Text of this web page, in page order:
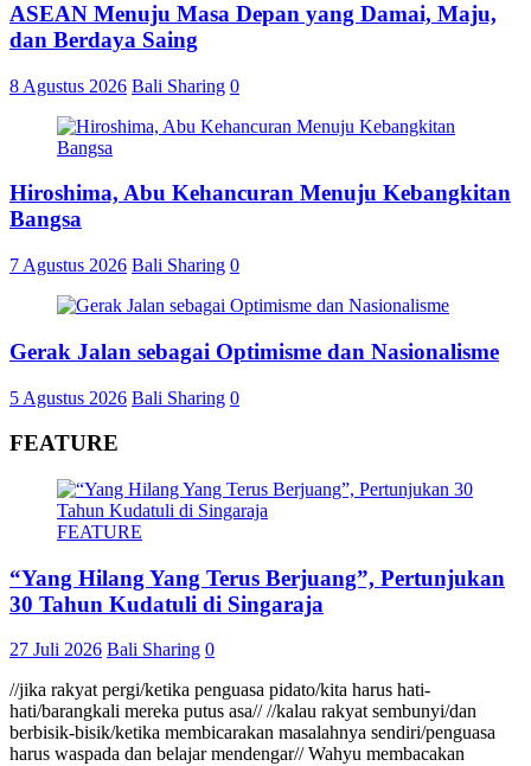
ASEAN Menuju Masa Depan yang Damai, Maju,
dan Berdaya Saing
8 Agustus 2026 Bali Sharing 0
Hiroshima, Abu Kehancuran Menuju Kebangkitan
Bangsa
7 Agustus 2026 Bali Sharing 0
Gerak Jalan sebagai Optimisme dan Nasionalisme
5 Agustus 2026 Bali Sharing 0
FEATURE
FEATURE
“Yang Hilang Yang Terus Berjuang”, Pertunjukan
30 Tahun Kudatuli di Singaraja
27 Juli 2026 Bali Sharing 0
//jika rakyat pergi/ketika penguasa pidato/kita harus hati-
hati/barangkali mereka putus asa// //kalau rakyat sembunyi/dan
berbisik-bisik/ketika membicarakan masalahnya sendiri/penguasa
harus waspada dan belajar mendengar// Wahyu membacakan